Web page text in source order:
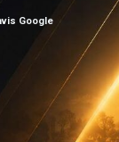
Google